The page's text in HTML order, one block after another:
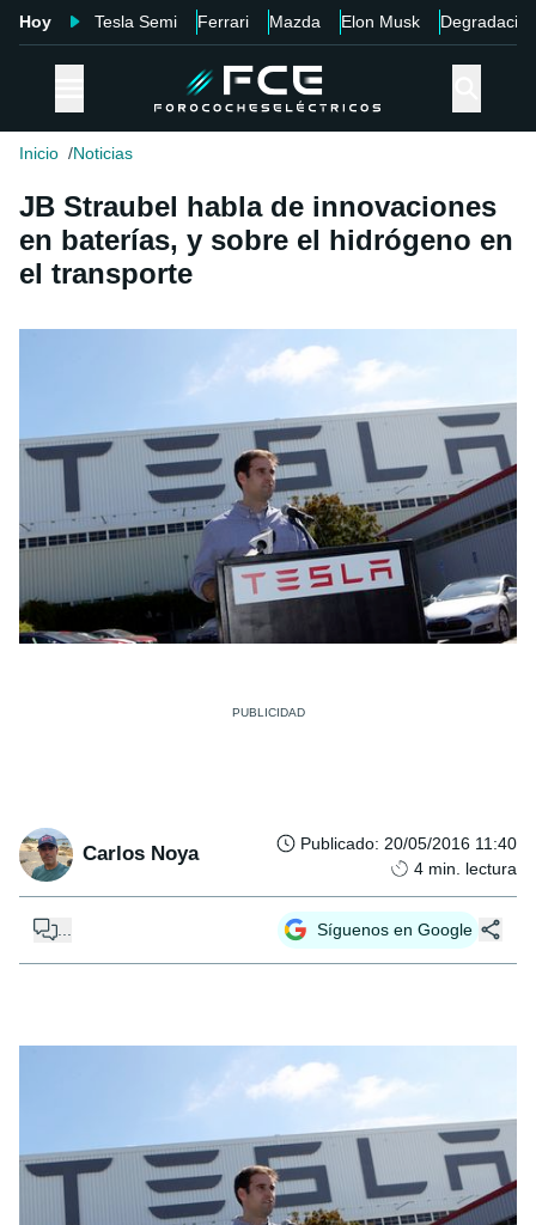
Hoy Tesla Semi Ferrari Mazda Elon Musk Degradación
Inicio Noticias
JB Straubel habla de innovaciones
en baterías, y sobre el hidrógeno en
el transporte
Carlos Noya Publicado: 20/05/2016 11:40
4 min. lectura
Síguenos en Google